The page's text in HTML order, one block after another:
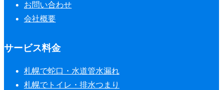
お問い合わせ
会社概要
サービス料金
札幌で蛇口・水道管水漏れ
札幌でトイレ・排水つまり